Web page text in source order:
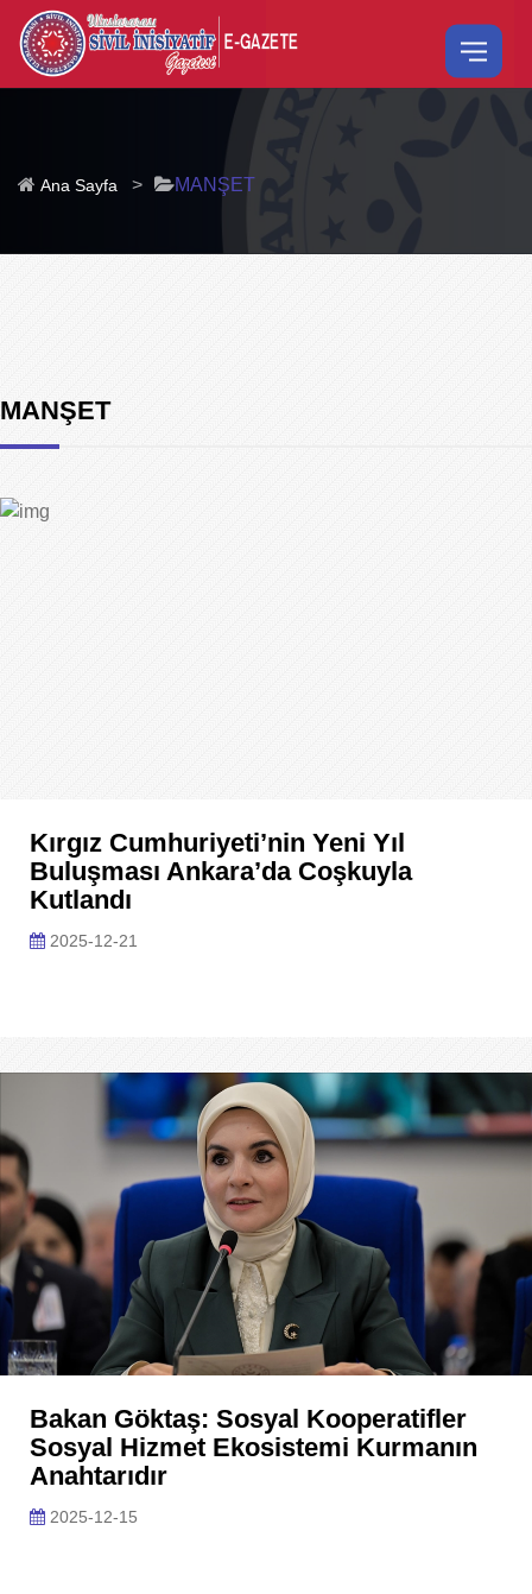
Ana Sayfa > MANŞET
MANŞET
Kırgız Cumhuriyeti’nin Yeni Yıl
Buluşması Ankara’da Coşkuyla
Kutlandı
2025-12-21
Bakan Göktaş: Sosyal Kooperatifler
Sosyal Hizmet Ekosistemi Kurmanın
Anahtarıdır
2025-12-15